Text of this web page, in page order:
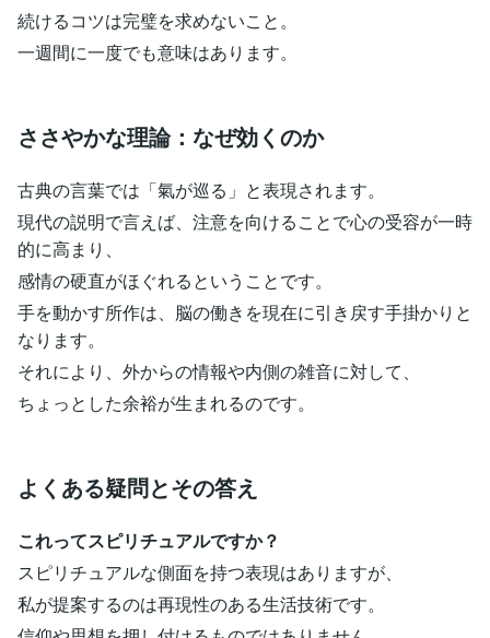
続けるコツは完璧を求めないこと。
一週間に一度でも意味はあります。
ささやかな理論：なぜ効くのか
古典の言葉では「氣が巡る」と表現されます。
現代の説明で言えば、注意を向けることで心の受容が一時
的に高まり、
感情の硬直がほぐれるということです。
手を動かす所作は、脳の働きを現在に引き戻す手掛かりと
なります。
それにより、外からの情報や内側の雑音に対して、
ちょっとした余裕が生まれるのです。
よくある疑問とその答え
これってスピリチュアルですか？
スピリチュアルな側面を持つ表現はありますが、
私が提案するのは再現性のある生活技術です。